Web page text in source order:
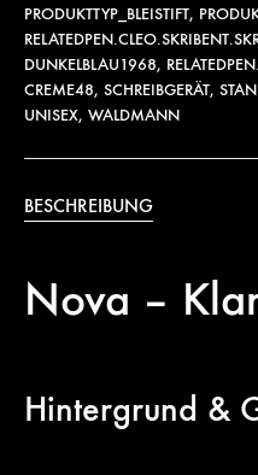
PRODUKTTYP_BLEISTIFT,
DUNKELBLAU1968,
CREME48, SCHREIBGERÄT,
UNISEX, WALDMANN
BESCHREIBUNG
Nova –
Hintergrund &